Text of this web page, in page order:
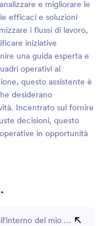
e migliorare le
efficaci e soluzioni
i flussi di lavoro,
iniziative
una guida esperta e
operativi al
questo assistente è
desiderano
Incentrato sul fornire
decisioni, questo
in opportunità
del mio reparto?